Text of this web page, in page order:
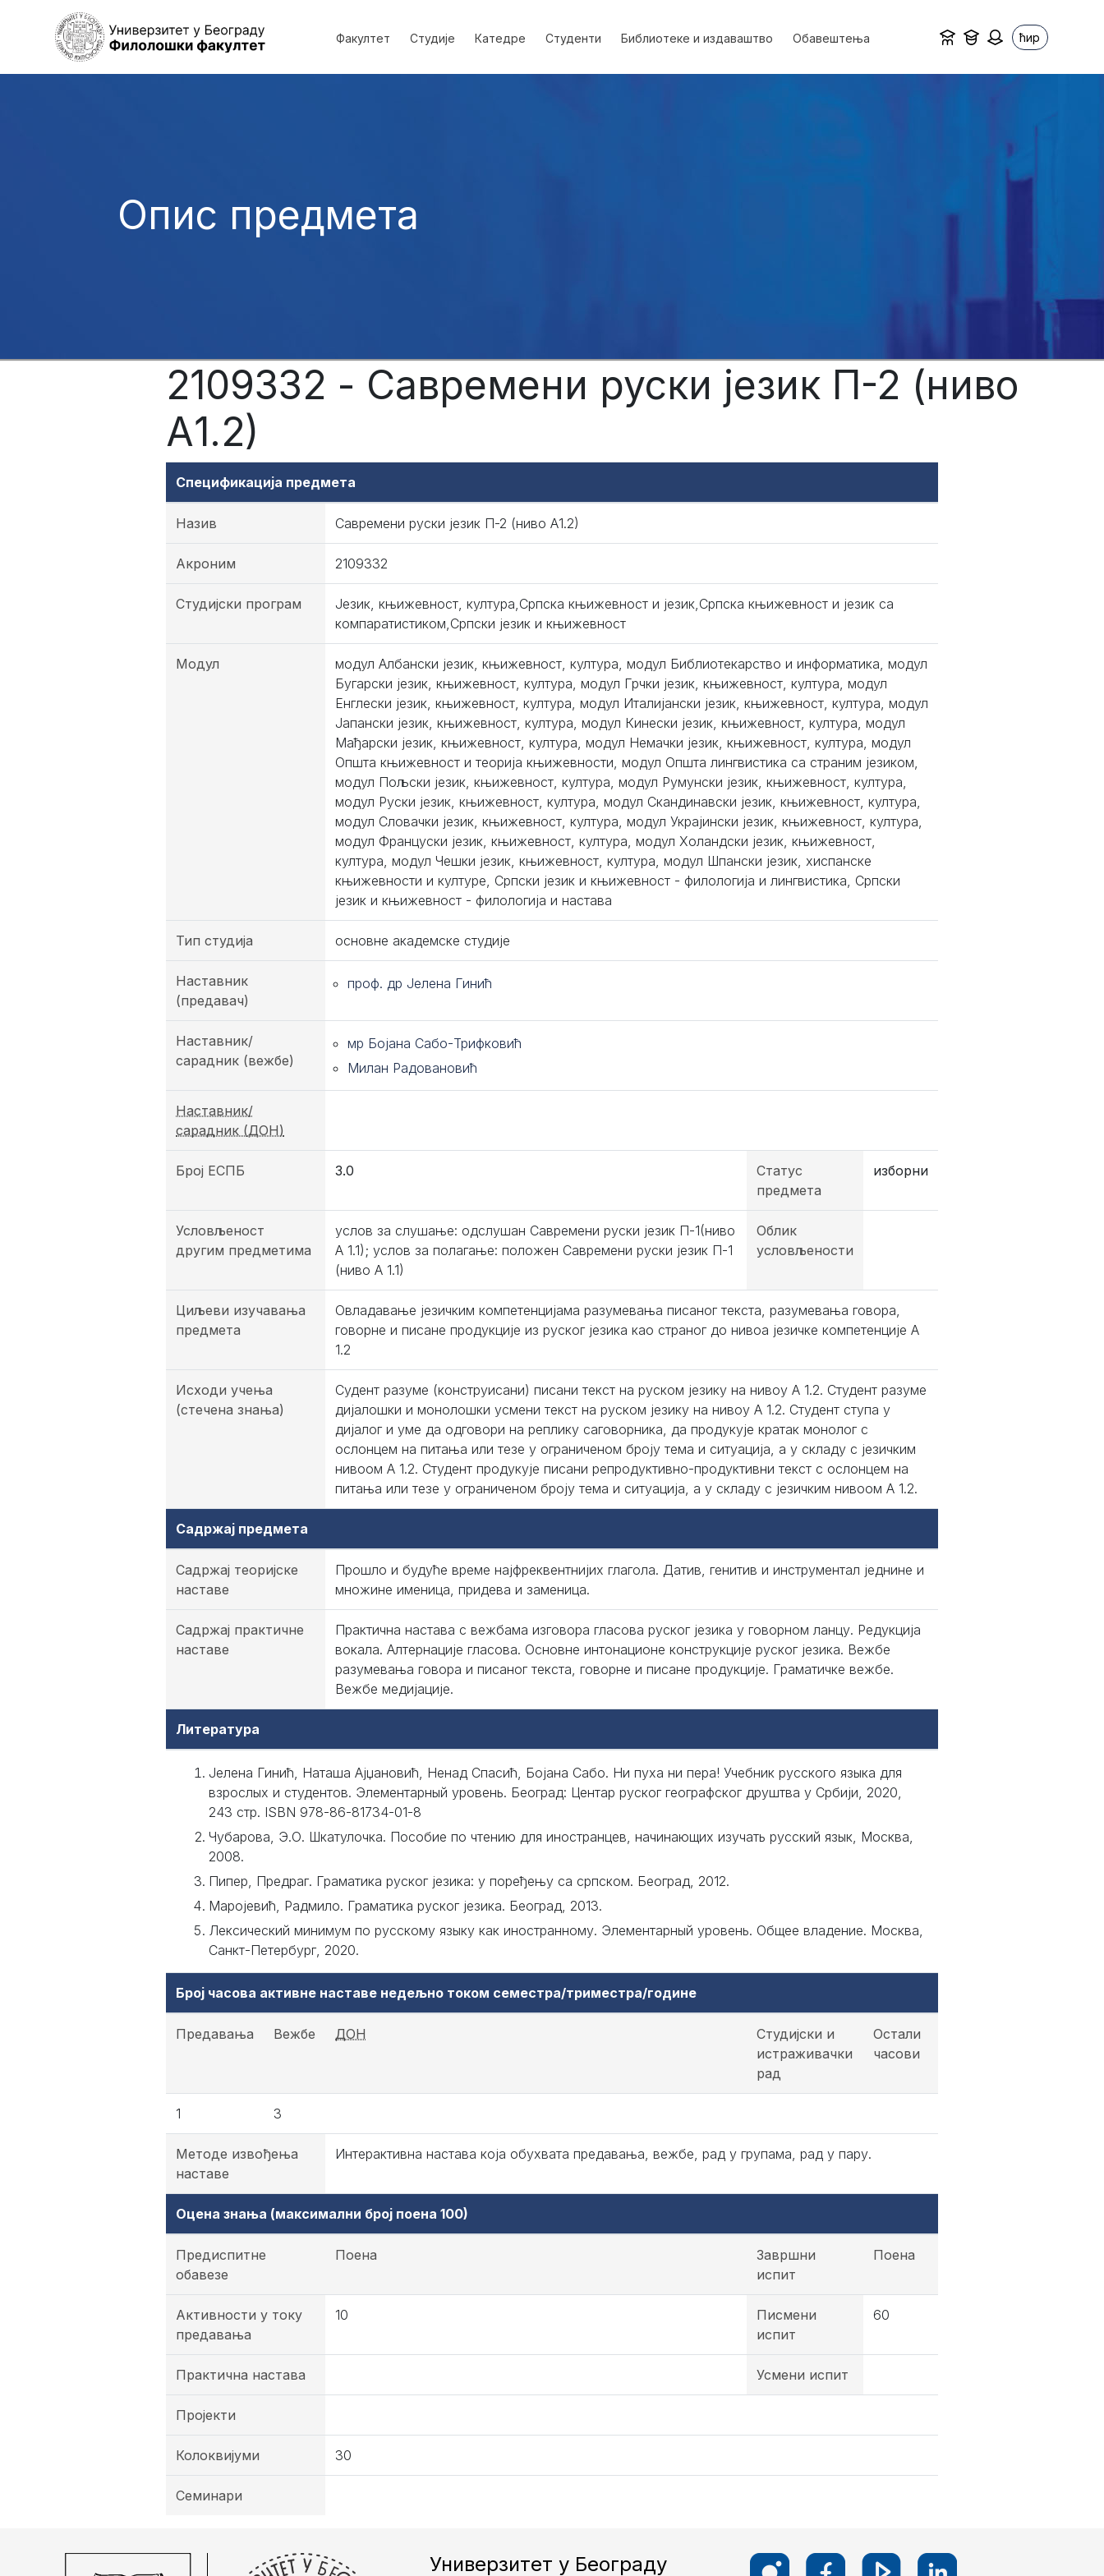
Факултет Студије Катедре Студенти Библиотеке и издаваштво Обавештења ћир
Опис предмета
2109332 - Савремени руски језик П-2 (ниво
А1.2)
Спецификација предмета
Назив Савремени руски језик П-2 (ниво А1.2)
Акроним 2109332
Студијски програм
Језик, књижевност, култура,Српска књижевност и језик,Српска књижевност и језик са
компаратистиком,Српски језик и књижевност
Модул
модул Албански језик, књижевност, култура, модул Библиотекарство и информатика, модул
Бугарски језик, књижевност, култура, модул Грчки језик, књижевност, култура, модул
Енглески језик, књижевност, култура, модул Италијански језик, књижевност, култура, модул
Јапански језик, књижевност, култура, модул Кинески језик, књижевност, култура, модул
Мађарски језик, књижевност, култура, модул Немачки језик, књижевност, култура, модул
Општа књижевност и теорија књижевности, модул Општа лингвистика са страним језиком,
модул Пољски језик, књижевност, култура, модул Румунски језик, књижевност, култура,
модул Руски језик, књижевност, култура, модул Скандинавски језик, књижевност, култура,
модул Словачки језик, књижевност, култура, модул Украјински језик, књижевност, култура,
модул Француски језик, књижевност, култура, модул Холандски језик, књижевност,
култура, модул Чешки језик, књижевност, култура, модул Шпански језик, хиспанске
књижевности и културе, Српски језик и књижевност - филологија и лингвистика, Српски
језик и књижевност - филологија и настава
Тип студија основне академске студије
Наставник
(предавач)
проф. др Јелена Гинић
Наставник/
сарадник (вежбе)
мр Бојана Сабо-Трифковић
Милан Радовановић
Наставник/
сарадник (ДОН)
Број ЕСПБ 3.0
Статус
предмета
изборни
Условљеност
другим предметима
услов за слушање: одслушан Савремени руски језик П-1(ниво
А 1.1); услов за полагање: положен Савремени руски језик П-1
(ниво А 1.1)
Облик
условљености
Циљеви изучавања
предмета
Овладавање језичким компетенцијама разумевања писаног текста, разумевања говора,
говорне и писане продукције из руског језика као страног до нивоа језичке компетенције А
1.2
Исходи учења
(стечена знања)
Судент разуме (конструисани) писани текст на руском језику на нивоу А 1.2. Студент разуме
дијалошки и монолошки усмени текст на руском језику на нивоу А 1.2. Студент ступа у
дијалог и уме да одговори на реплику саговорника, да продукује кратак монолог с
ослонцем на питања или тезе у ограниченом броју тема и ситуација, а у складу с језичким
нивоом А 1.2. Студент продукује писани репродуктивно-продуктивни текст с ослонцем на
питања или тезе у ограниченом броју тема и ситуација, а у складу с језичким нивоом А 1.2.
Садржај предмета
Садржај теоријске
наставе
Прошло и будуће време најфреквентнијих глагола. Датив, генитив и инструментал једнине и
множине именица, придева и заменица.
Садржај практичне
наставе
Практична настава с вежбама изговора гласова руског језика у говорном ланцу. Редукција
вокала. Алтернације гласова. Основне интонационе конструкције руског језика. Вежбе
разумевања говора и писаног текста, говорне и писане продукције. Граматичке вежбе.
Вежбе медијације.
Литература
Јелена Гинић, Наташа Ајџановић, Ненад Спасић, Бојана Сабо. Ни пуха ни пера! Учебник русского языка для
взрослых и студентов. Элементарный уровень. Београд: Центар руског географског друштва у Србији, 2020,
243 стр. ISBN 978-86-81734-01-8
Чубарова, Э.О. Шкатулочка. Пособие по чтению для иностранцев, начинающих изучать русский язык, Москва,
2008.
Пипер, Предраг. Граматика руског језика: у поређењу са српском. Београд, 2012.
Маројевић, Радмило. Граматика руског језика. Београд, 2013.
Лексический минимум по русскому языку как иностранному. Элементарный уровень. Общее владение. Москва,
Санкт-Петербург, 2020.
Број часова активне наставе недељно током семестра/триместра/године
Предавања Вежбе ДОН
Студијски и
истраживачки
рад
Остали
часови
1 3
Методе извођења
наставе
Интерактивна настава која обухвата предавања, вежбе, рад у групама, рад у пару.
Оцена знања (максимални број поена 100)
Предиспитне
обавезе
Поена
Завршни
испит
Поена
Активности у току
предавања
10
Писмени
испит
60
Практична настава Усмени испит
Пројекти
Колоквијуми 30
Семинари
Универзитет у Београду